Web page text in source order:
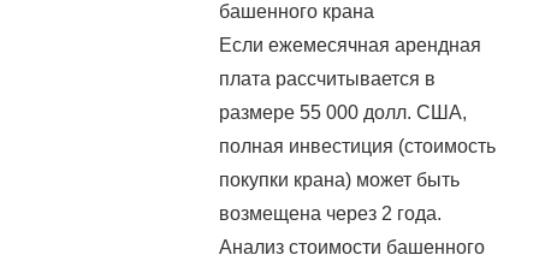
башенного крана
Если ежемесячная арендная
плата рассчитывается в
размере 55 000 долл. США,
полная инвестиция (стоимость
покупки крана) может быть
возмещена через 2 года.
Анализ стоимости башенного